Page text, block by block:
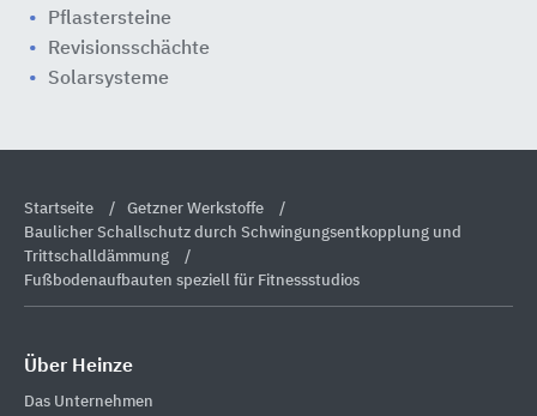
Pflastersteine
Revisionsschächte
Solarsysteme
Startseite
Getzner Werkstoffe
Baulicher Schallschutz durch Schwingungsentkopplung und
Trittschalldämmung
Fußbodenaufbauten speziell für Fitnessstudios
Über Heinze
Das Unternehmen